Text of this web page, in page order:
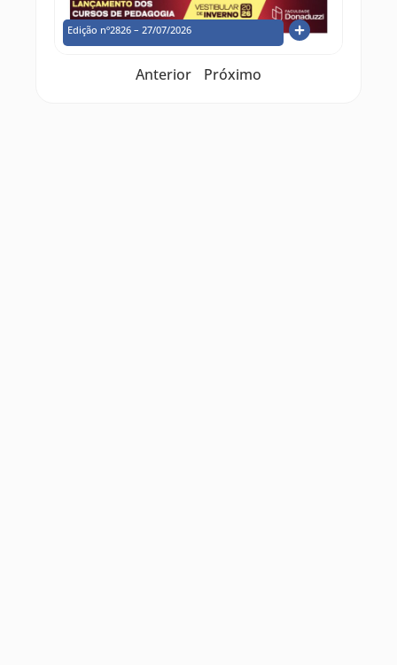
Edição nº2826 – 27/07/2026
Anterior Próximo